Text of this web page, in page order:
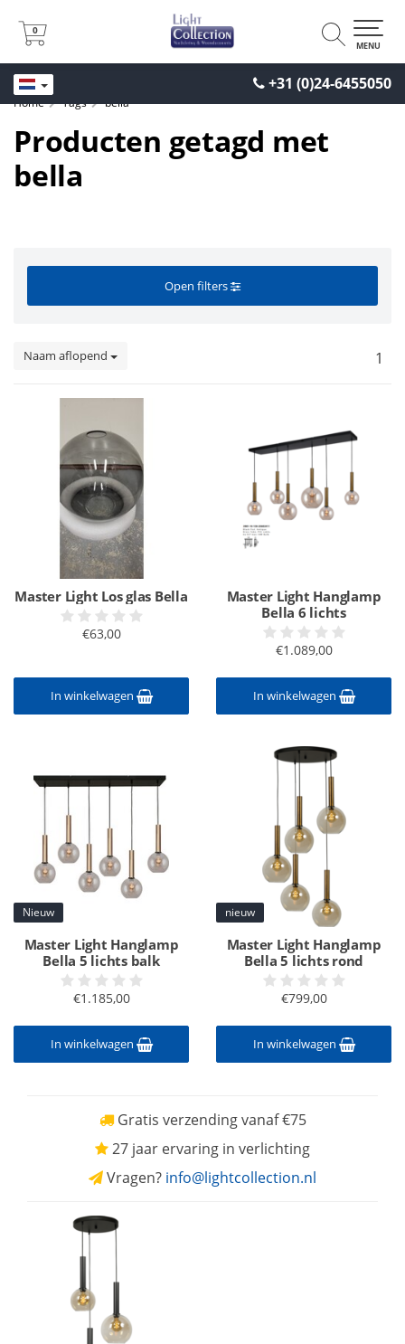
+31 (0)24-6455050
0
0
MENU
Home Tags bella
Producten getagd met
bella
Open filters
Naam aflopend 1
Master Light Los glas Bella
€63,00
In winkelwagen
Master Light Hanglamp
Bella 6 lichts
€1.089,00
In winkelwagen
Nieuw
Master Light Hanglamp
Bella 5 lichts balk
€1.185,00
In winkelwagen
nieuw
Master Light Hanglamp
Bella 5 lichts rond
€799,00
In winkelwagen
Gratis verzending vanaf €75
27 jaar ervaring in verlichting
Vragen? info@lightcollection.nl